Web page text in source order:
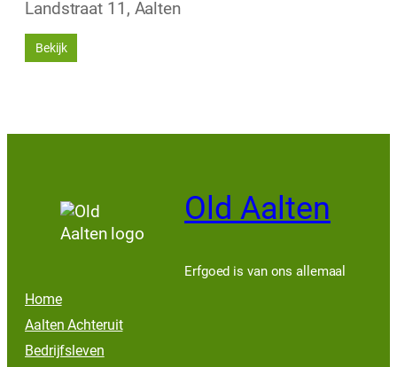
Landstraat 11, Aalten
Bekijk
Old Aalten
Erfgoed is van ons allemaal
Home
Aalten Achteruit
Bedrijfsleven